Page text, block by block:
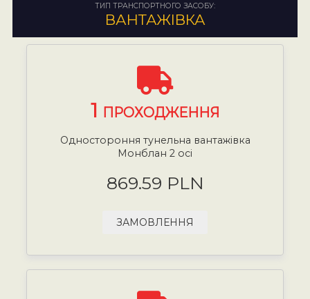
ТИП ТРАНСПОРТНОГО ЗАСОБУ:
ВАНТАЖІВКА
1 ПРОХОДЖЕННЯ
Одностороння тунельна вантажівка
Монблан 2 осі
869.59 PLN
ЗАМОВЛЕННЯ